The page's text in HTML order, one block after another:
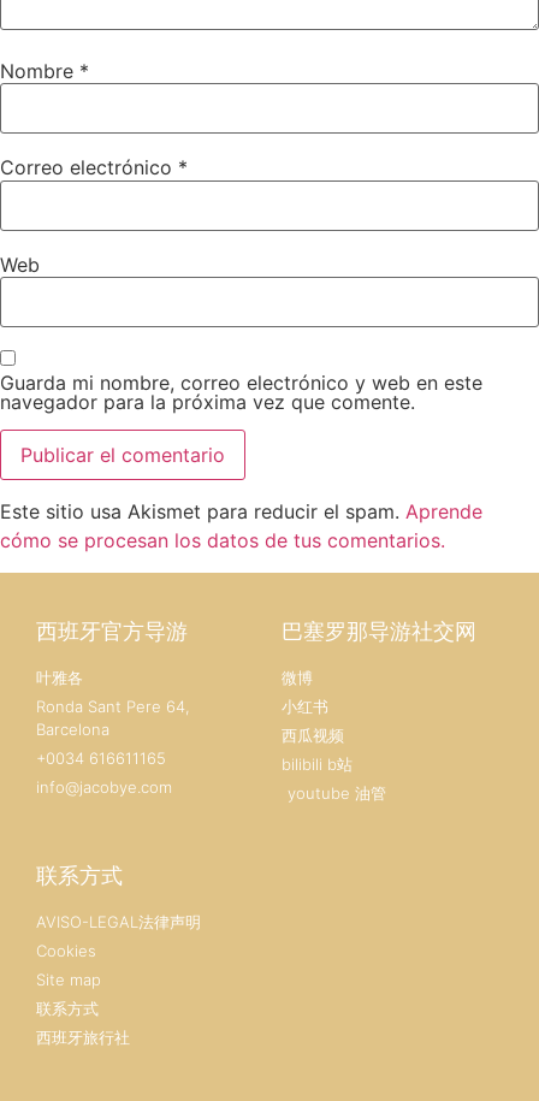
Nombre *
Correo electrónico *
Web
Guarda mi nombre, correo electrónico y web en este
navegador para la próxima vez que comente.
Este sitio usa Akismet para reducir el spam. Aprende
cómo se procesan los datos de tus comentarios.
西班牙官方导游
叶雅各
Ronda Sant Pere 64,
Barcelona
+0034 616611165
info@jacobye.com
巴塞罗那导游社交网
微博
小红书
西瓜视频
bilibili b站
youtube 油管
联系方式
AVISO-LEGAL法律声明
Cookies
Site map
联系方式
西班牙旅行社